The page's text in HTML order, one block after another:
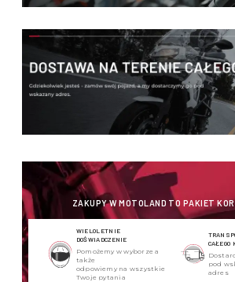
ZAKUPY W MOTOLAND TO PAKIET
WIELOLETNIE
DOŚWIADCZENIE
Pomożemy w wyborze a
także
odpowiemy na wszystkie
Twoje pytania
CAŁEGO
pod
adres